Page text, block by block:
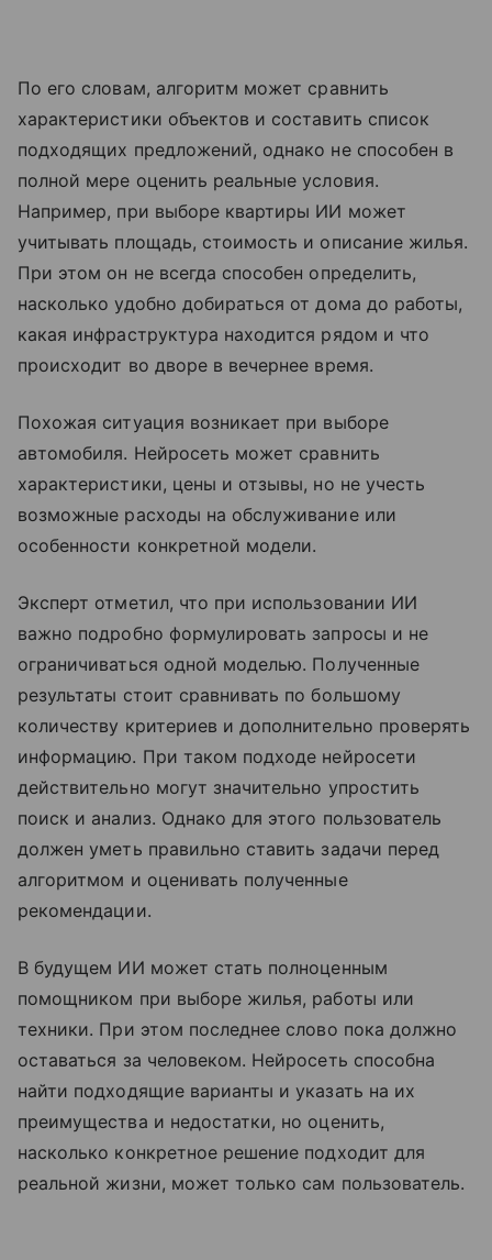
По его словам, алгоритм может сравнить
характеристики объектов и составить список
подходящих предложений, однако не способен в
полной мере оценить реальные условия.
Например, при выборе квартиры ИИ может
учитывать площадь, стоимость и описание жилья.
При этом он не всегда способен определить,
насколько удобно добираться от дома до работы,
какая инфраструктура находится рядом и что
происходит во дворе в вечернее время.
Похожая ситуация возникает при выборе
автомобиля. Нейросеть может сравнить
характеристики, цены и отзывы, но не учесть
возможные расходы на обслуживание или
особенности конкретной модели.
Эксперт отметил, что при использовании ИИ
важно подробно формулировать запросы и не
ограничиваться одной моделью. Полученные
результаты стоит сравнивать по большому
количеству критериев и дополнительно проверять
информацию. При таком подходе нейросети
действительно могут значительно упростить
поиск и анализ. Однако для этого пользователь
должен уметь правильно ставить задачи перед
алгоритмом и оценивать полученные
рекомендации.
В будущем ИИ может стать полноценным
помощником при выборе жилья, работы или
техники. При этом последнее слово пока должно
оставаться за человеком. Нейросеть способна
найти подходящие варианты и указать на их
преимущества и недостатки, но оценить,
насколько конкретное решение подходит для
реальной жизни, может только сам пользователь.